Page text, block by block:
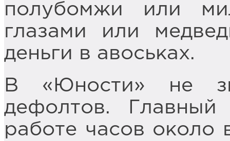
полубомжи или
глазами или
деньги в авоськах.
В «Юности» не
дефолтов. Главный
работе часов около